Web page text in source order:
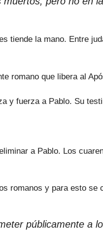
tiende la mano. Entre
romano que libera al
y fuerza a Pablo. Su
a Pablo. Los
romanos y para esto
públicamente a